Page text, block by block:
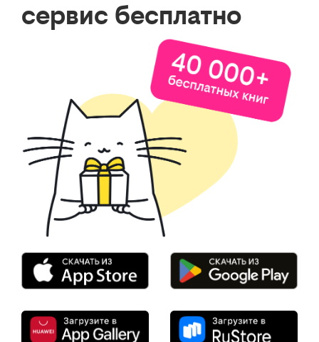
сервис бесплатно